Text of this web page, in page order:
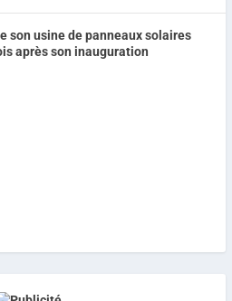
son usine de panneaux solaires
après son inauguration